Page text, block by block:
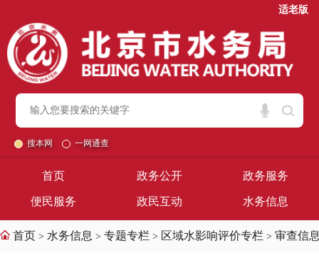
适老版
搜本网 一网通查
首页 政务公开 政务服务
便民服务 政民互动 水务信息
首页 > 水务信息 > 专题专栏 > 区域水影响评价专栏 > 审查信